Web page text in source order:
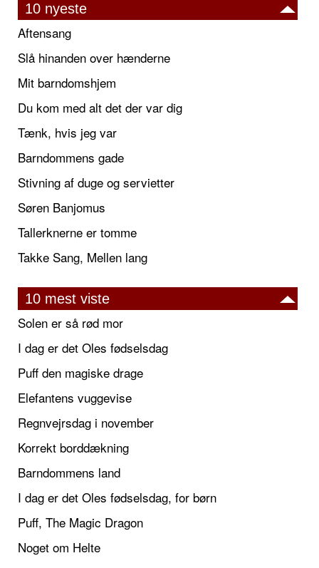
10 nyeste
Aftensang
Slå hinanden over hænderne
Mit barndomshjem
Du kom med alt det der var dig
Tænk, hvis jeg var
Barndommens gade
Stivning af duge og servietter
Søren Banjomus
Tallerknerne er tomme
Takke Sang, Mellen lang
10 mest viste
Solen er så rød mor
I dag er det Oles fødselsdag
Puff den magiske drage
Elefantens vuggevise
Regnvejrsdag i november
Korrekt borddækning
Barndommens land
I dag er det Oles fødselsdag, for børn
Puff, The Magic Dragon
Noget om Helte